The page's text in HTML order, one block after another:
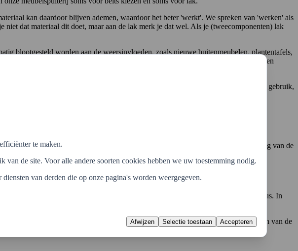
kan daardoor blijven ademen, waardoor het beter 'werkt'. We spreken van 'werken' als
dat materiaal dit doet, maar aan de lak merk je dat wel. Als je (tweecomponenten) lak
blootgesteld worden aan de weersinvloeden, zoals nieuwe buitenmeubelen, plantentafels,
en noesten. Dat kan bij buitenmeubelen zijn, maar ook kun je binnenmeubelen
lak. Deze lak is transparant, en geeft een goede bescherming tegen slijtage door gebruik,
een prima keuze.
kan hij het beste advies geven.
tegen slijtage door gebruik, stoten en krassen en tegen verkleuring door UV straling van de
ook binnenmeubelen die moeten ademen, zoals antieke houten tafels en bureaus. In
Dat doen we alleen bij onbehandeld materiaal.
en fineer. Voor bijvoorbeeld MDF wordt beits niet gebruikt, omdat het patroon van de
te maken.
de site. Voor alle andere soorten cookies hebben we uw toestemming nodig.
van derden die op onze pagina's worden weergegeven.
Afwijzen Selectie toestaan Accepteren